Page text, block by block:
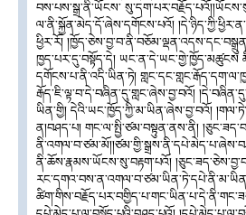
བས་པས་སྒྲ་ནི་ཡོངས་
ལ་ནི་སྐྱོན་མེད་དོ་ཞེས་དགོངས་པའོ།
ཕྱིར་རོ།
ཁྱད་པར་དུ་བསྟོད་དེ། ཡང་ན་དེ་ཡང་གྱེ་ཁྱོད་མཚུངས
དགོངས་པ་ནི་འདི་ཡིན་ཏེ།
རྒོད་ཇི་ལྟ་བ་དེ་བཞིན་དུ་གླང་ཞེས་བྱ་བའོ།
ཡིན་གྱི། དེའི་ཡང་ཁྱོད་ཀྱི་མ་ཡིན་ཞེས་བྱ་བའོ།
ན།བཤད་པ། གང་ལ་སྤྱི་ཙམ་བསྟུན་ནས་ནི།
ནི་ཆོས་རྣམས་ཡོངས་སུ་བརྟག་པའོ།